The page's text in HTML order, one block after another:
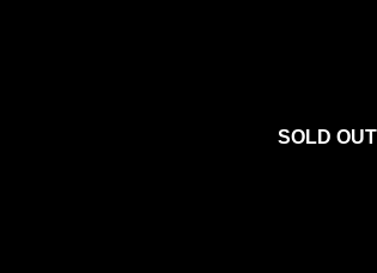
SOLD OUT